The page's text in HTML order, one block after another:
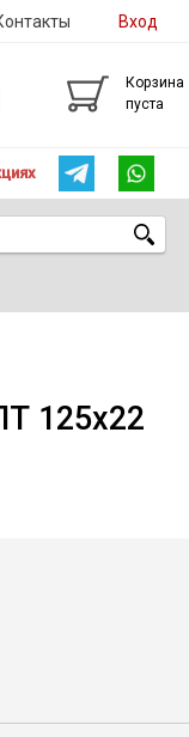
Вход
Корзина
пуста
125х22